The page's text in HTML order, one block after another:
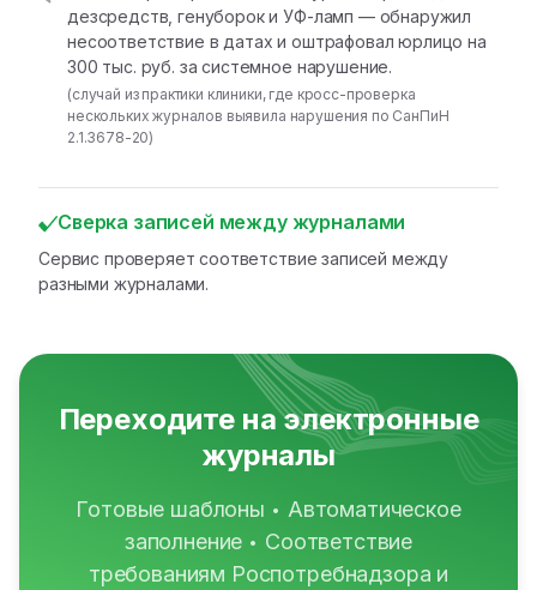
дезсредств, генуборок и УФ-ламп — обнаружил
несоответствие в датах и оштрафовал юрлицо на
300 тыс. руб. за системное нарушение.
(случай из практики клиники, где кросс-проверка
нескольких журналов выявила нарушения по СанПиН
2.1.3678-20)
Сверка записей между журналами
Сервис проверяет соответствие записей между
разными журналами.
Переходите на электронные
журналы
Готовые шаблоны • Автоматическое
заполнение • Соответствие
требованиям Роспотребнадзора и